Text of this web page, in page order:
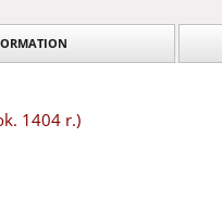
1404 r.)